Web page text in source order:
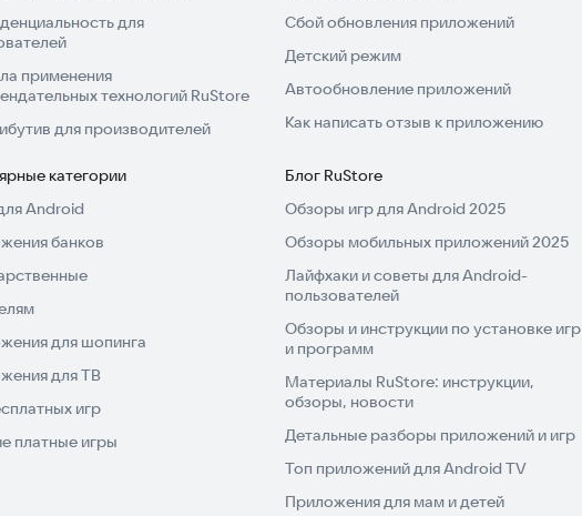
для
применения
технологий RuStore
для производителей
Сбой обновления приложений
Детский режим
Автообновление приложений
Как написать отзыв к приложению
категории
Android
банков
для шопинга
для ТВ
игр
платные игры
Блог RuStore
Обзоры игр для Android 2025
Обзоры мобильных приложений 2025
Лайфхаки и советы для Android-
пользователей
Обзоры и инструкции по установке игр
и программ
Материалы RuStore: инструкции,
обзоры, новости
Детальные разборы приложений и игр
Топ приложений для Android TV
Приложения для мам и детей